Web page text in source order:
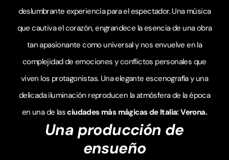
deslumbrante experiencia para el espectador. Una música
que cautiva el corazón, engrandece la esencia de una obra
tan apasionante como universal y nos envuelve en la
complejidad de emociones y conflictos personales que
viven los protagonistas. Una elegante escenografía y una
delicada iluminación reproducen la atmósfera de la época
en una de lasciudades más mágicas de Italia:Verona.
Una producción de
ensueño